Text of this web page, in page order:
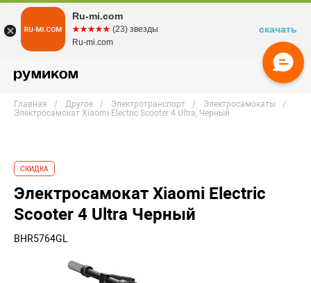
Главная Другое Электротранспорт
Электросамокаты
Электросамокат Xiaomi Electric Scooter 4 Ultra, Черный
СКИДКА
Электросамокат Xiaomi Electric
Scooter 4 Ultra Черный
BHR5764GL
Ru-mi.com
☆☆☆☆☆
★★★★★ (23) звезды
Ru-mi.com
скачать